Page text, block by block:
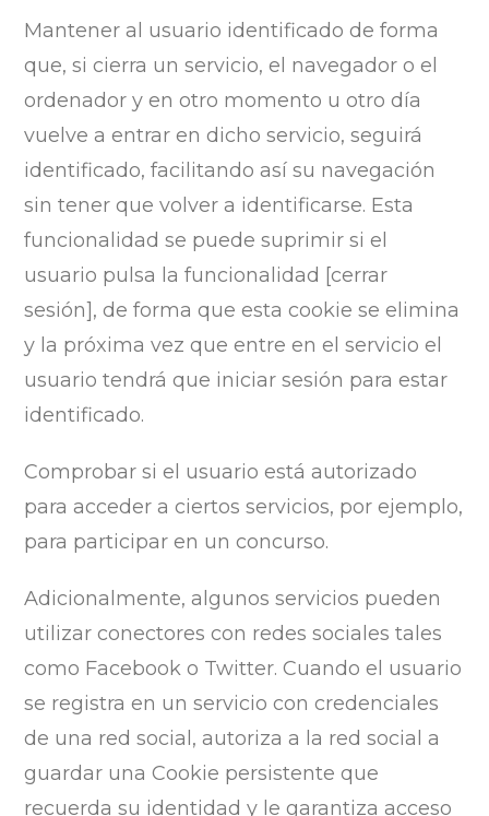
Mantener al usuario identificado de forma
que, si cierra un servicio, el navegador o el
ordenador y en otro momento u otro día
vuelve a entrar en dicho servicio, seguirá
identificado, facilitando así su navegación
sin tener que volver a identificarse. Esta
funcionalidad se puede suprimir si el
usuario pulsa la funcionalidad [cerrar
sesión], de forma que esta cookie se elimina
y la próxima vez que entre en el servicio el
usuario tendrá que iniciar sesión para estar
identificado.
Comprobar si el usuario está autorizado
para acceder a ciertos servicios, por ejemplo,
para participar en un concurso.
Adicionalmente, algunos servicios pueden
utilizar conectores con redes sociales tales
como Facebook o Twitter. Cuando el usuario
se registra en un servicio con credenciales
de una red social, autoriza a la red social a
guardar una Cookie persistente que
recuerda su identidad y le garantiza acceso